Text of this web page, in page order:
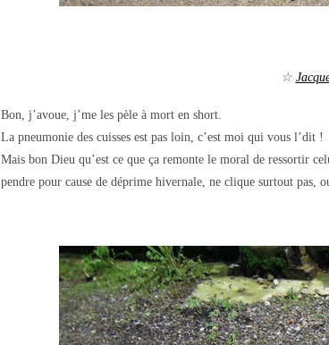
☆
Bon, j’avoue, j’me les pèle à mort en short.
La pneumonie des cuisses est pas loin, c’est moi qui vous l’dit !
Mais bon Dieu qu’est ce que ça remonte le moral de ressortir
pendre pour cause de déprime hivernale, ne clique surtout pas,